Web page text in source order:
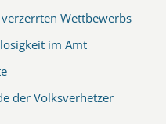
Wettbewerbs
im Amt
der Volksverhetzer